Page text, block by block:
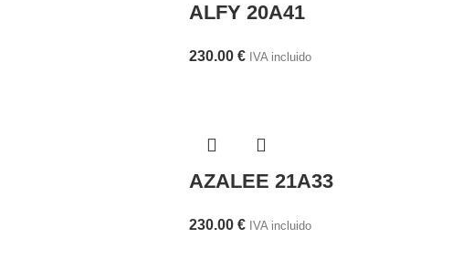
ALFY 20A41
230.00€ IVA incluido
AZALEE 21A33
230.00€ IVA incluido